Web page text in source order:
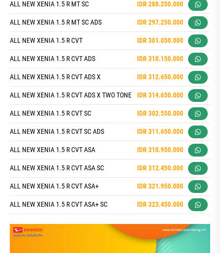
ALL NEW XENIA 1.5 R MT SC IDR 288.250.000
ALL NEW XENIA 1.5 R MT SC ADS IDR 297.250.000
ALL NEW XENIA 1.5 R CVT IDR 301.050.000
ALL NEW XENIA 1.5 R CVT ADS IDR 310.150.000
ALL NEW XENIA 1.5 R CVT ADS X IDR 312.650.000
ALL NEW XENIA 1.5 R CVT ADS X TWO TONE IDR 314.650.000
ALL NEW XENIA 1.5 R CVT SC IDR 302.550.000
ALL NEW XENIA 1.5 R CVT SC ADS IDR 311.650.000
ALL NEW XENIA 1.5 R CVT ASA IDR 310.950.000
ALL NEW XENIA 1.5 R CVT ASA SC IDR 312.450.000
ALL NEW XENIA 1.5 R CVT ASA+ IDR 321.950.000
ALL NEW XENIA 1.5 R CVT ASA+ SC IDR 323.450.000